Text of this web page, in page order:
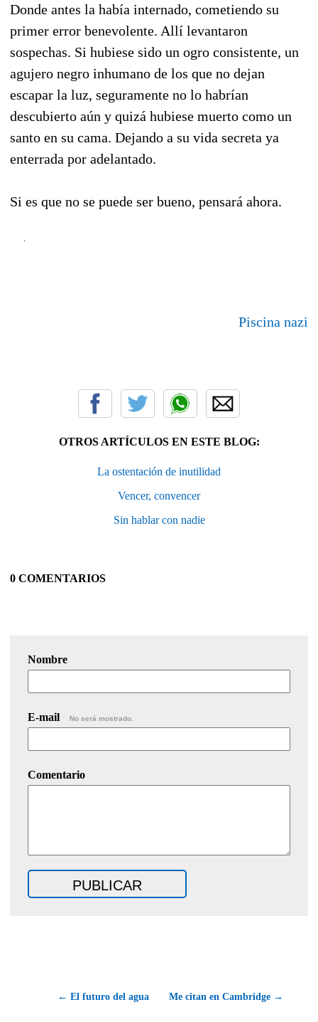
Donde antes la había internado, cometiendo su
primer error benevolente. Allí levantaron
sospechas. Si hubiese sido un ogro consistente, un
agujero negro inhumano de los que no dejan
escapar la luz, seguramente no lo habrían
descubierto aún y quizá hubiese muerto como un
santo en su cama. Dejando a su vida secreta ya
enterrada por adelantado.
Si es que no se puede ser bueno, pensará ahora.
Piscina nazi
OTROS ARTÍCULOS EN ESTE BLOG:
La ostentación de inutilidad
Vencer, convencer
Sin hablar con nadie
0 COMENTARIOS
Nombre
E-mail No será mostrado.
Comentario
← El futuro del agua Me citan en Cambridge →